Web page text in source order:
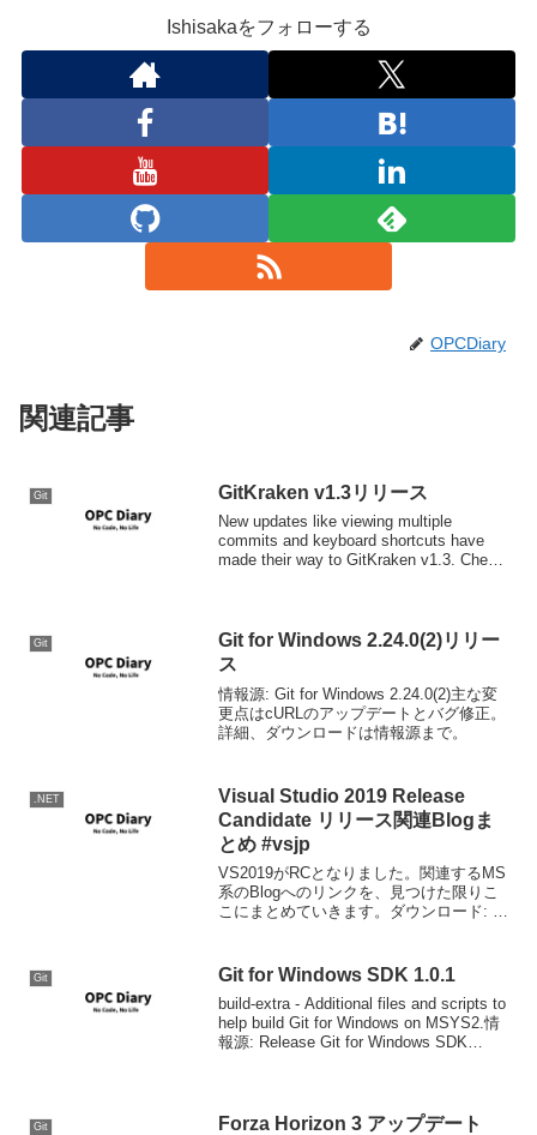
Ishisakaをフォローする
OPCDiary
関連記事
Git GitKraken v1.3リリース
New updates like viewing multiple
commits and keyboard shortcuts have
made their way to GitKraken v1.3. Check
Git
Git for Windows 2.24.0(2)リリー
ス
情報源: Git for Windows 2.24.0(2)主な変
更点はcURLのアップデートとバグ修正。
詳細、ダウンロードは情報源まで。
.NET
Visual Studio 2019 Release
Candidate リリース関連Blogま
とめ #vsjp
VS2019がRCとなりました。関連するMS
系のBlogへのリンクを、見つけた限りこ
こにまとめていきます。ダウンロード: ※
す。※日本語版および日本のロケール設
Git Git for Windows SDK 1.0.1
build-extra - Additional files and scripts to
help build Git for Windows on MSYS2.情
報源: Release Git for Windows SDK
Git
Forza Horizon 3 アップデート